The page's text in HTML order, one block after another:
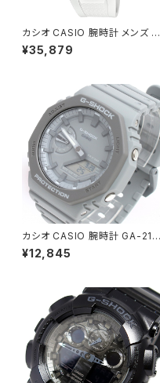
カシオ CASIO 腕時計 メンズ G
ST-W300-7AJF G-SHOCK
クォーツ シルバー ホワイト国内
¥35,879
カシオ CASIO 腕時計 GA-211
0ET-8A メンズ レディース Gシ
ョック G-SHOCK クォーツ グレ
¥12,845